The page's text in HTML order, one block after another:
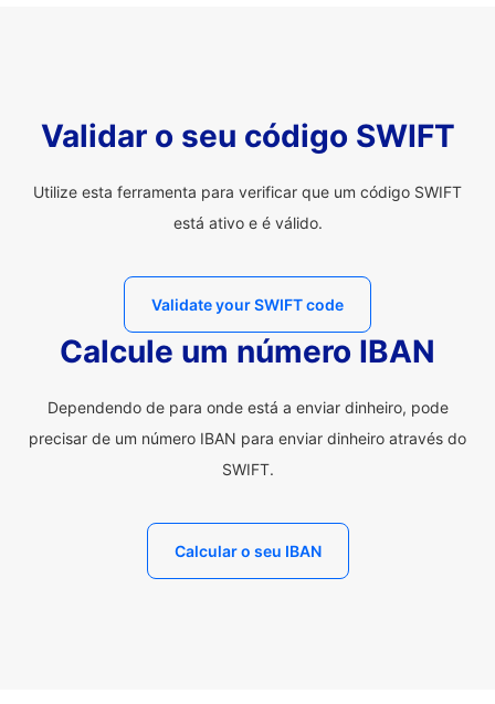
Validar o seu código SWIFT
Utilize esta ferramenta para verificar que um código SWIFT
está ativo e é válido.
Validate your SWIFT code
Calcule um número IBAN
Dependendo de para onde está a enviar dinheiro, pode
precisar de um número IBAN para enviar dinheiro através do
SWIFT.
Calcular o seu IBAN